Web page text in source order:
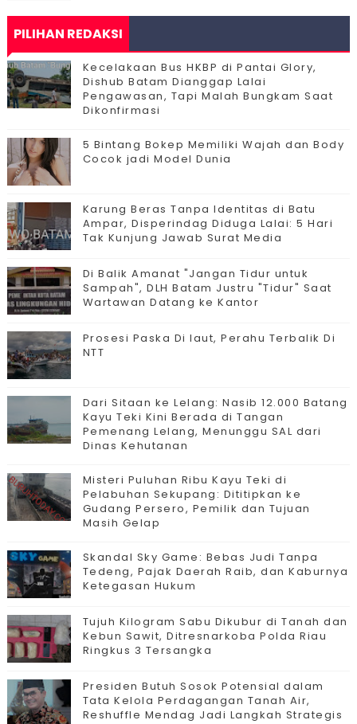
PILIHAN REDAKSI
Kecelakaan Bus HKBP di Pantai Glory,
Dishub Batam Dianggap Lalai
Pengawasan, Tapi Malah Bungkam Saat
Dikonfirmasi
5 Bintang Bokep Memiliki Wajah dan Body
Cocok jadi Model Dunia
Karung Beras Tanpa Identitas di Batu
Ampar, Disperindag Diduga Lalai: 5 Hari
Tak Kunjung Jawab Surat Media
Di Balik Amanat "Jangan Tidur untuk
Sampah", DLH Batam Justru "Tidur" Saat
Wartawan Datang ke Kantor
Prosesi Paska Di laut, Perahu Terbalik Di
NTT
Dari Sitaan ke Lelang: Nasib 12.000 Batang
Kayu Teki Kini Berada di Tangan
Pemenang Lelang, Menunggu SAL dari
Dinas Kehutanan
Misteri Puluhan Ribu Kayu Teki di
Pelabuhan Sekupang: Dititipkan ke
Gudang Persero, Pemilik dan Tujuan
Masih Gelap
Skandal Sky Game: Bebas Judi Tanpa
Tedeng, Pajak Daerah Raib, dan Kaburnya
Ketegasan Hukum
Tujuh Kilogram Sabu Dikubur di Tanah dan
Kebun Sawit, Ditresnarkoba Polda Riau
Ringkus 3 Tersangka
Presiden Butuh Sosok Potensial dalam
Tata Kelola Perdagangan Tanah Air,
Reshuffle Mendag Jadi Langkah Strategis